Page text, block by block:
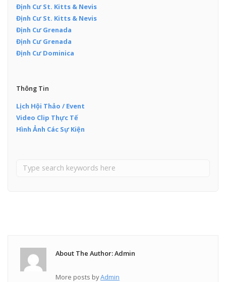
Định Cư St. Kitts & Nevis
Định Cư St. Kitts & Nevis
Định Cư Grenada
Định Cư Grenada
Định Cư Dominica
Thông Tin
Lịch Hội Thảo / Event
Video Clip Thực Tế
Hình Ảnh Các Sự Kiện
About The Author: Admin
More posts byAdmin